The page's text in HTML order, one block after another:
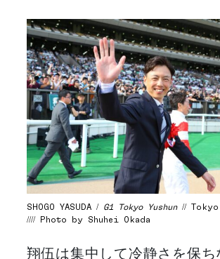
SHOGO YASUDA / G1 Tokyo Yushun// Tokyo
//// Photo by Shuhei Okada
翔伍は集中して冷静さを保ち